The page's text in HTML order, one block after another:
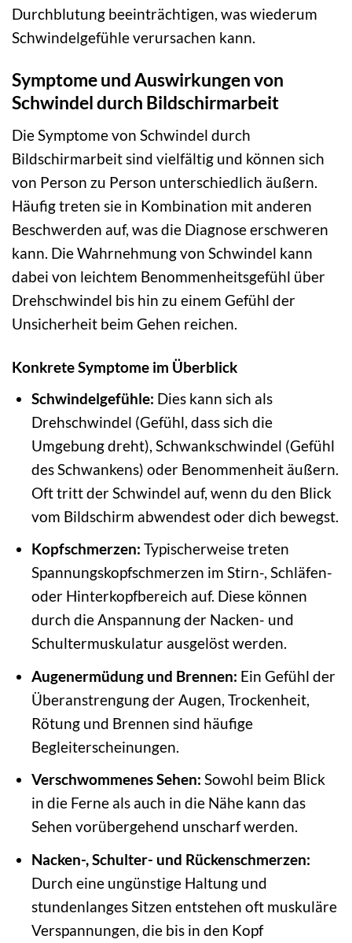
Durchblutung beeinträchtigen, was wiederum
Schwindelgefühle verursachen kann.
Symptome und Auswirkungen von
Schwindel durch Bildschirmarbeit
Die Symptome von Schwindel durch
Bildschirmarbeit sind vielfältig und können sich
von Person zu Person unterschiedlich äußern.
Häufig treten sie in Kombination mit anderen
Beschwerden auf, was die Diagnose erschweren
kann. Die Wahrnehmung von Schwindel kann
dabei von leichtem Benommenheitsgefühl über
Drehschwindel bis hin zu einem Gefühl der
Unsicherheit beim Gehen reichen.
Konkrete Symptome im Überblick
Schwindelgefühle: Dies kann sich als
Drehschwindel (Gefühl, dass sich die
Umgebung dreht), Schwankschwindel (Gefühl
des Schwankens) oder Benommenheit äußern.
Oft tritt der Schwindel auf, wenn du den Blick
vom Bildschirm abwendest oder dich bewegst.
Kopfschmerzen: Typischerweise treten
Spannungskopfschmerzen im Stirn-, Schläfen-
oder Hinterkopfbereich auf. Diese können
durch die Anspannung der Nacken- und
Schultermuskulatur ausgelöst werden.
Augenermüdung und Brennen: Ein Gefühl der
Überanstrengung der Augen, Trockenheit,
Rötung und Brennen sind häufige
Begleiterscheinungen.
Verschwommenes Sehen: Sowohl beim Blick
in die Ferne als auch in die Nähe kann das
Sehen vorübergehend unscharf werden.
Nacken-, Schulter- und Rückenschmerzen:
Durch eine ungünstige Haltung und
stundenlanges Sitzen entstehen oft muskuläre
Verspannungen, die bis in den Kopf